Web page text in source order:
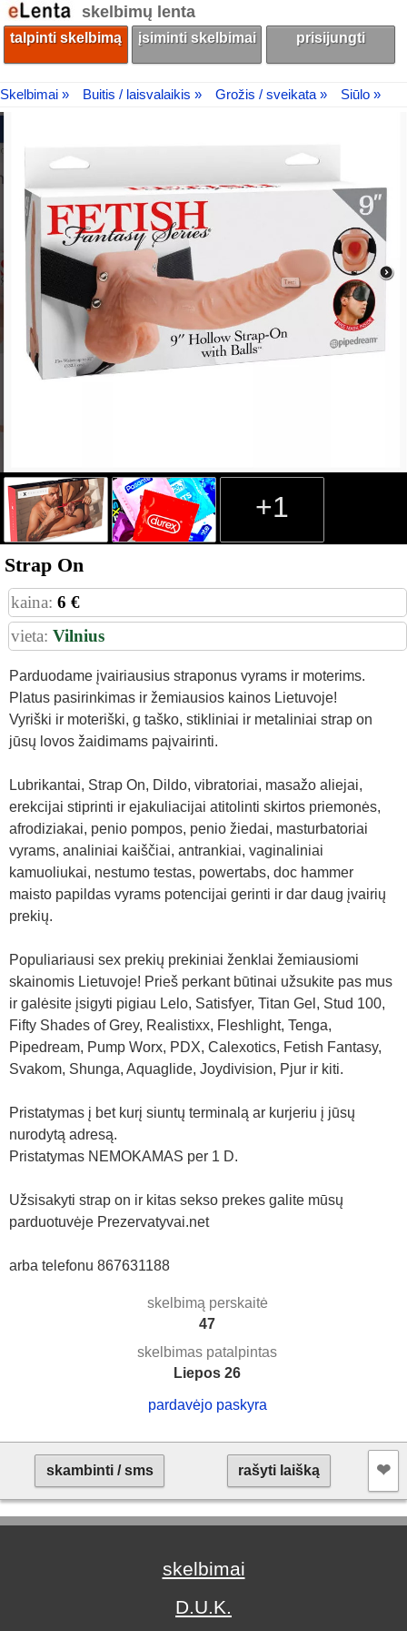
skelbimų lenta
talpinti skelbimą įsiminti skelbimai prisijungti
Skelbimai » Buitis / laisvalaikis » Grožis / sveikata » Siūlo »
+1
Strap On
kaina: 6 €
vieta: Vilnius
Parduodame įvairiausius straponus vyrams ir moterims.
Platus pasirinkimas ir žemiausios kainos Lietuvoje!
Vyriški ir moteriški, g taško, stikliniai ir metaliniai strap on
jūsų lovos žaidimams paįvairinti.
Lubrikantai, Strap On, Dildo, vibratoriai, masažo aliejai,
erekcijai stiprinti ir ejakuliacijai atitolinti skirtos priemonės,
afrodiziakai, penio pompos, penio žiedai, masturbatoriai
vyrams, analiniai kaiščiai, antrankiai, vaginaliniai
kamuoliukai, nestumo testas, powertabs, doc hammer
maisto papildas vyrams potencijai gerinti ir dar daug įvairių
prekių.
Populiariausi sex prekių prekiniai ženklai žemiausiomi
skainomis Lietuvoje! Prieš perkant būtinai užsukite pas mus
ir galėsite įsigyti pigiau Lelo, Satisfyer, Titan Gel, Stud 100,
Fifty Shades of Grey, Realistixx, Fleshlight, Tenga,
Pipedream, Pump Worx, PDX, Calexotics, Fetish Fantasy,
Svakom, Shunga, Aquaglide, Joydivision, Pjur ir kiti.
Pristatymas į bet kurį siuntų terminalą ar kurjeriu į jūsų
nurodytą adresą.
Pristatymas NEMOKAMAS per 1 D.
Užsisakyti strap on ir kitas sekso prekes galite mūsų
parduotuvėje Prezervatyvai.net
arba telefonu 867631188
skelbimą perskaitė
47
skelbimas patalpintas
Liepos 26
pardavėjo paskyra
skambinti / sms rašyti laišką ❤︎
skelbimai
D.U.K.